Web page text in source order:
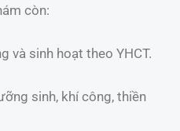
còn:
và sinh hoạt theo YHCT.
sinh, khí công, thiền